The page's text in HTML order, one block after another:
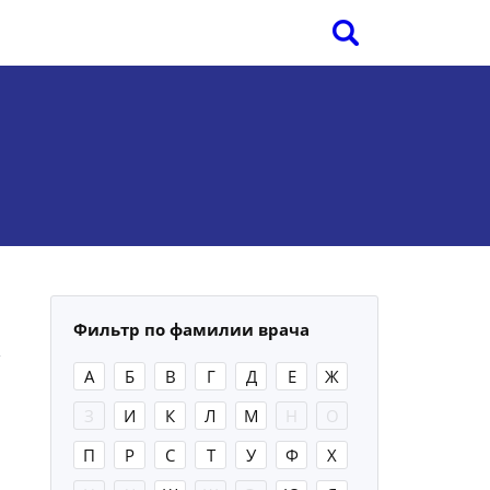
Фильтр по фамилии врача
А Б В Г Д Е
Ж
З
И К Л М Н
О
П
Р С Т У Ф
Х